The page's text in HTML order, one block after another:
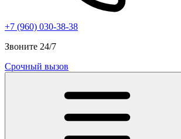
+7 (960) 030-38-38
Звоните 24/7
Срочный вызов